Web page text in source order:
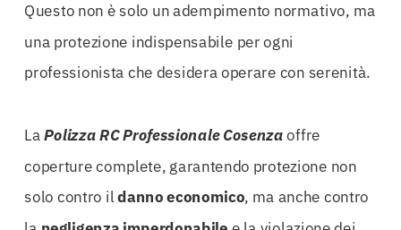
Questo non è solo un adempimento normativo, ma
una protezione indispensabile per ogni
professionista che desidera operare con serenità.
LaPolizza RC Professionale Cosenzaoffre
coperture complete, garantendo protezione non
solo contro ildanno economico, ma anche contro